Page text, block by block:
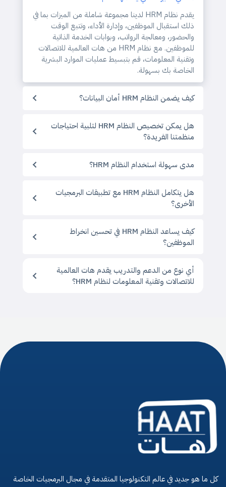
يقدم نظام HRM لدينا مجموعة شاملة من الميزات بما في
ذلك استقبال الموظفين، وإدارة الأداء، وتتبع الوقت
والحضور، ومعالجة الرواتب، وبوابات الخدمة الذاتية
للموظفين. مع نظام HRM من هات العالمية للاتصالات
وتقنية المعلومات، قم بتبسيط عمليات الموارد البشرية
الخاصة بك بسهولة.
كيف يضمن النظام HRM أمان البيانات؟
هل يمكن تخصيص النظام HRM لتلبية احتياجات
منظمتنا الفريدة؟
مدى سهولة استخدام النظام HRM؟
هل يتكامل النظام HRM مع تطبيقات البرمجيات
الأخرى؟
كيف يساعد النظام HRM في تحسين انخراط
الموظفين؟
أي نوع من الدعم والتدريب يقدم هات العالمية
للاتصالات وتقنية المعلومات لنظام HRM؟
كل ما هو جديد في عالم التكنولوجيا المتقدمة في مجال البرمجيات الخاصة